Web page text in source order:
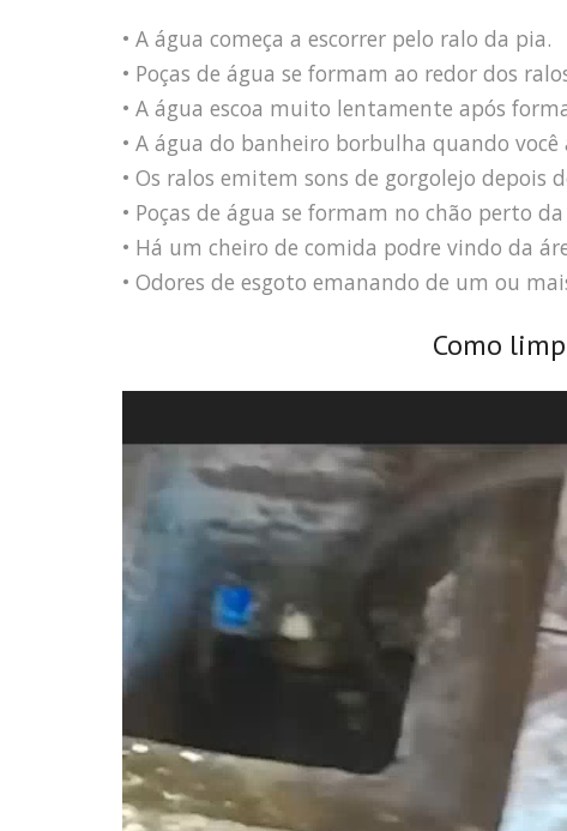
• A água começa a escorrer pelo ralo da pia.
• Poças de água se formam ao redor dos
• A água escoa muito lentamente após
• A água do banheiro borbulha quando você
• Os ralos emitem sons de gorgolejo
• Poças de água se formam no chão perto
• Há um cheiro de comida podre vindo da
• Odores de esgoto emanando de um ou
Como
vídeo